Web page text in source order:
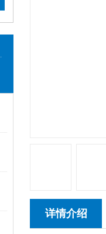
详情介绍